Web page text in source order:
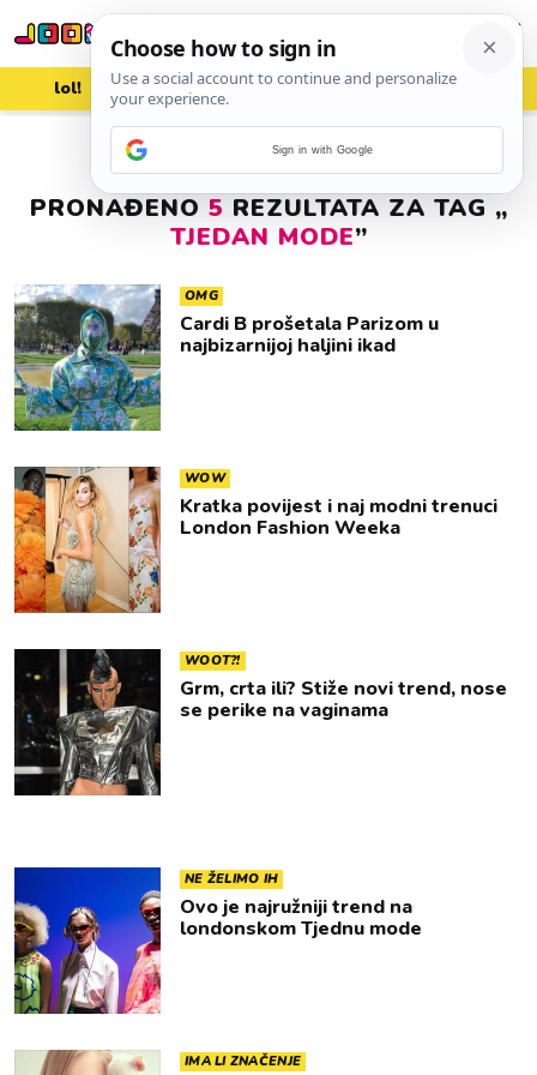
lol! aww vrh! woot?!
PRONAĐENO 5 REZULTATA ZA TAG „
TJEDAN MODE”
OMG
Cardi B prošetala Parizom u
najbizarnijoj haljini ikad
WOW
Kratka povijest i naj modni trenuci
London Fashion Weeka
WOOT?!
Grm, crta ili? Stiže novi trend, nose
se perike na vaginama
NE ŽELIMO IH
Ovo je najružniji trend na
londonskom Tjednu mode
IMA LI ZNAČENJE
Sign in with Google